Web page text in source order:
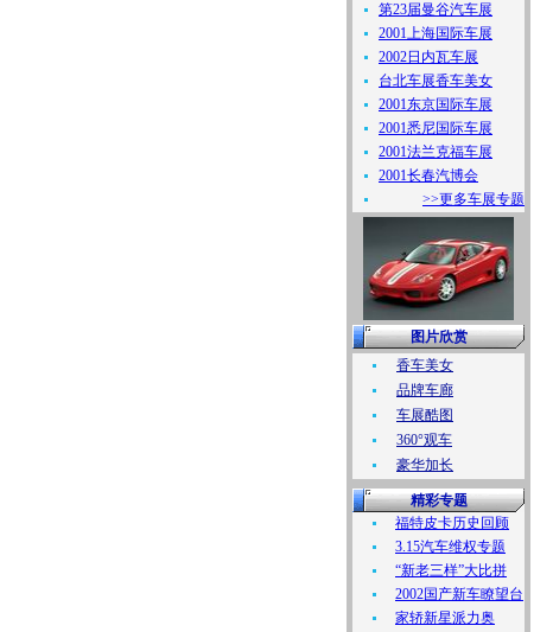
第23届曼谷汽车展
2001上海国际车展
2002日内瓦车展
台北车展香车美女
2001东京国际车展
2001悉尼国际车展
2001法兰克福车展
2001长春汽博会
>>更多车展专题
图片欣赏
香车美女
品牌车廊
车展酷图
360°观车
豪华加长
精彩专题
福特皮卡历史回顾
3.15汽车维权专题
“新老三样”大比拼
2002国产新车瞭望台
家轿新星派力奥